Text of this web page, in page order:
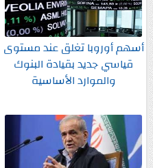
أسهم أوروبا تغلق عند مستوى
قياسي جديد بقيادة البنوك
والموارد الأساسية